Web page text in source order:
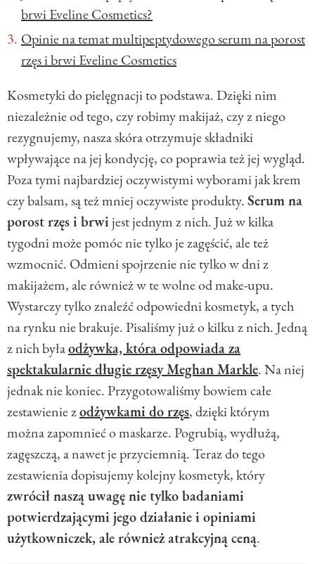
brwi Eveline Cosmetics?
Opinie na temat multipeptydowego serum na porost
rzęs i brwi Eveline Cosmetics
Kosmetyki do pielęgnacji to podstawa. Dzięki nim
niezależnie od tego, czy robimy makijaż, czy z niego
rezygnujemy, nasza skóra otrzymuje składniki
wpływające na jej kondycję, co poprawia też jej wygląd.
Poza tymi najbardziej oczywistymi wyborami jak krem
czy balsam, są też mniej oczywiste produkty.Serum na
porost rzęs i brwijest jednym z nich. Już w kilka
tygodni może pomóc nie tylko je zagęścić, ale też
wzmocnić. Odmieni spojrzenie nie tylko w dni z
makijażem, ale również w te wolne od make-upu.
Wystarczy tylko znaleźć odpowiedni kosmetyk, a tych
na rynku nie brakuje. Pisaliśmy już o kilku z nich. Jedną
z nich byłaodżywka, która odpowiada za
spektakularnie długie rzęsy Meghan Markle. Na niej
jednak nie koniec. Przygotowaliśmy bowiem całe
zestawienie zodżywkami do rzęs, dzięki którym
można zapomnieć o maskarze. Pogrubią, wydłużą,
zagęszczą, a nawet je przyciemnią. Teraz do tego
zestawienia dopisujemy kolejny kosmetyk, który
zwrócił naszą uwagę nie tylko badaniami
potwierdzającymi jego działanie i opiniami
użytkowniczek, ale również atrakcyjną ceną.